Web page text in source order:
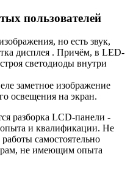
пользователей
но есть звук,
дисплея . Причём, в LED-
светодиоды внутри
заметное изображение
освещения на экран.
разборка LCD-панели -
и квалификации. Не
самостоятельно
не имеющим опыта